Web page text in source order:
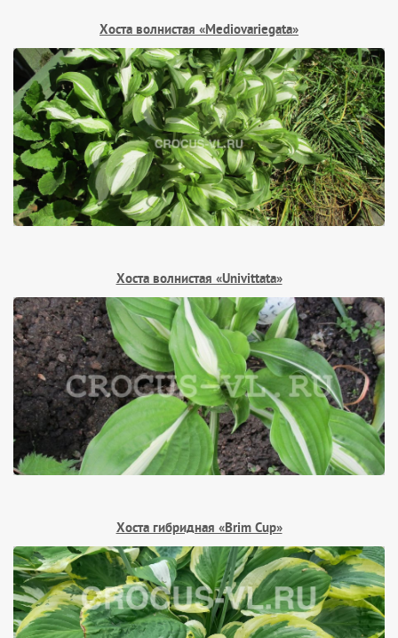
Хоста волнистая «Mediovariegata»
Хоста волнистая «Univittata»
Хоста гибридная «Brim Cup»